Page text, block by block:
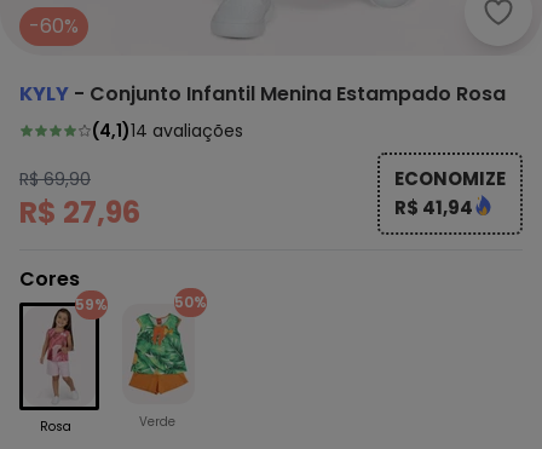
Kyly
-60%
KYLY - Conjunto Infantil Menina Estampado Rosa
(4,1)14 avaliações
R$ 69,90
R$ 27,96
ECONOMIZE
R$ 41,94
Cores
59%
Rosa
50%
Verde